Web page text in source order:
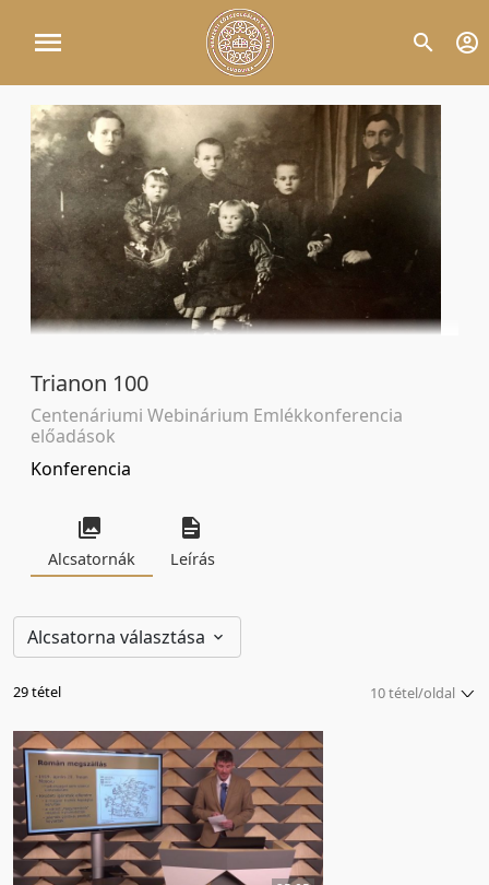
Trianon 100
Centenáriumi Webinárium Emlékkonferencia
előadások
Konferencia
Alcsatornák Leírás
Alcsatorna választása
29 tétel
10 tétel/oldal